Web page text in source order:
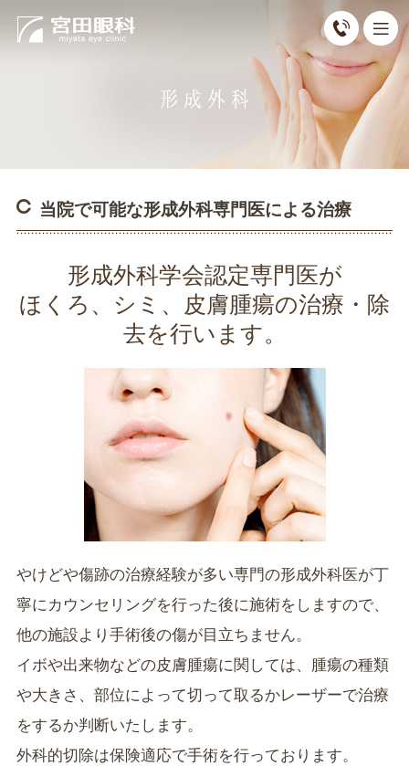
当院で可能な形成外科専門医による治療
形成外科学会認定専門医が
ほくろ、シミ、皮膚腫瘍の治療・除
去を行います。
やけどや傷跡の治療経験が多い専門の形成外科医が丁
寧にカウンセリングを行った後に施術をしますので、
他の施設より手術後の傷が目立ちません。
イボや出来物などの皮膚腫瘍に関しては、腫瘍の種類
や大きさ、部位によって切って取るかレーザーで治療
をするか判断いたします。
外科的切除は保険適応で手術を行っております。